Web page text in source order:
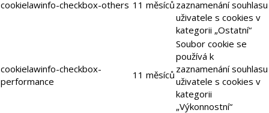
cookielawinfo-checkbox-others 11 měsíců zaznamenání souhlasu
uživatele s cookies v
kategorii „Ostatní“
cookielawinfo-checkbox-
performance
11 měsíců
Soubor cookie se
používá k
zaznamenání souhlasu
uživatele s cookies v
kategorii
„Výkonnostní“